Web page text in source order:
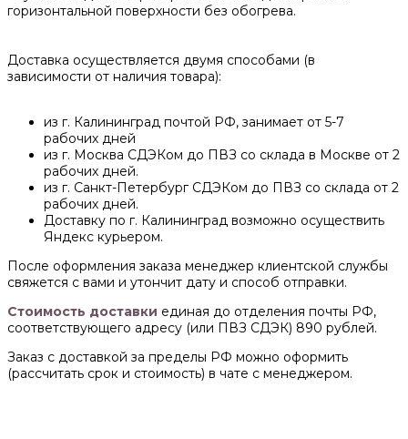
горизонтальной поверхности без обогрева.
Доставка осуществляется двумя способами (в
зависимости от наличия товара):
из г. Калининград почтой РФ, занимает от 5-7
рабочих дней
из г. Москва СДЭКом до ПВЗ со склада в Москве от 2
рабочих дней.
из г. Санкт-Петербург СДЭКом до ПВЗ со склада от 2
рабочих дней.
Доставку по г. Калининград возможно осуществить
Яндекс курьером.
После оформления заказа менеджер клиентской службы
свяжется с вами и утончит дату и способ отправки.
Стоимость доставки единая до отделения почты РФ,
соответствующего адресу (или ПВЗ СДЭК) 890 рублей.
Заказ с доставкой за пределы РФ можно оформить
(рассчитать срок и стоимость) в чате с менеджером.